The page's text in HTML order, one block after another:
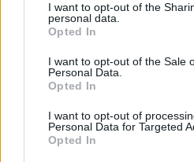
I want to opt-out of the
personal data.
Opted In
I want to opt-out of the Sale
Personal Data.
Opted In
I want to opt-out of
Personal Data for Targeted
Opted In
– Alle er